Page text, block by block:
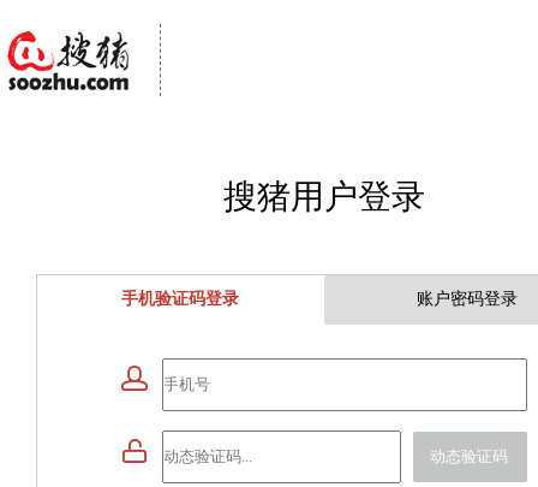
搜猪用户登录
手机验证码登录 账户密码登录

 动态验证码